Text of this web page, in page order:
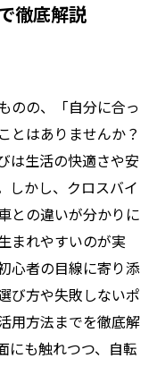
徹底解説
のの、「自分に合っ
とはありませんか？
は生活の快適さや安
しかし、クロスバイ
との違いが分かりに
まれやすいのが実
心者の目線に寄り添
び方や失敗しないポ
用方法までを徹底解
にも触れつつ、自転